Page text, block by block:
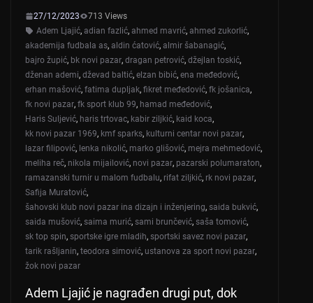
27/12/2023
713 Views
Adem Ljajić, adian fazlić, ahmed mavrić, ahmed zukorlić,
akademija fudbala as, aldin ćatović, almir šabanagić,
bajro župić, bk novi pazar, dragan petrović, džejlan toskić,
dženan ademi, dževad baltić, elzan bibić, ena međedović,
erhan mašović, fatima dupljak, fikret međedović, fk jošanica,
fk novi pazar, fk sport klub 99, hamad međedović,
Haris Suljević, haris trtovac, kabir ziljkić, kaid koca,
kk novi pazar 1969, kmf sparks, kulturni centar novi pazar,
lazar filipović, lenka nikolić, marko glišović, mejra mehmedović,
meliha reč, nikola mijailović, novi pazar, pazarski polumaraton,
ramazanski turnir u malom fudbalu, rifat ziljkić, rk novi pazar,
Safija Muratović,
šahovski klub novi pazar ina dizajn i inženjering, saida bukvić,
saida mušović, saima murić, sami brunčević, saša tomović,
sk top spin, sportske igre mladih, sportski savez novi pazar,
tarik rašljanin, teodora simović, ustanova za sport novi pazar,
žok novi pazar
Adem Ljajić je nagrađen drugi put, dok